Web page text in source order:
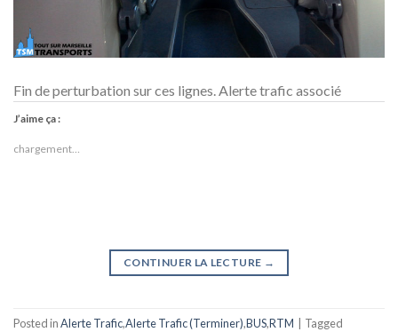
Fin de perturbation sur ces lignes. Alerte trafic associé
J’aime ça :
chargement…
CONTINUER LA LECTURE →
Posted inAlerte Trafic,Alerte Trafic (Terminer),BUS,RTM
Tagged